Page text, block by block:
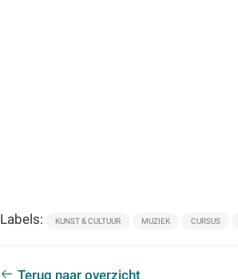
Labels: KUNST & CULTUUR MUZIEK CURSUS
Terug naar overzicht